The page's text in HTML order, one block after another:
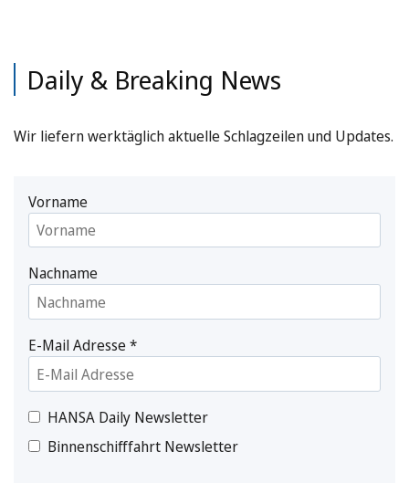
Daily & Breaking News
Wir liefern werktäglich aktuelle Schlagzeilen und Updates.
Vorname
Nachname
E-Mail Adresse*
HANSA Daily Newsletter
Binnenschifffahrt Newsletter